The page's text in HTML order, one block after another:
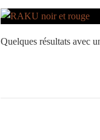
Quelques résultats avec